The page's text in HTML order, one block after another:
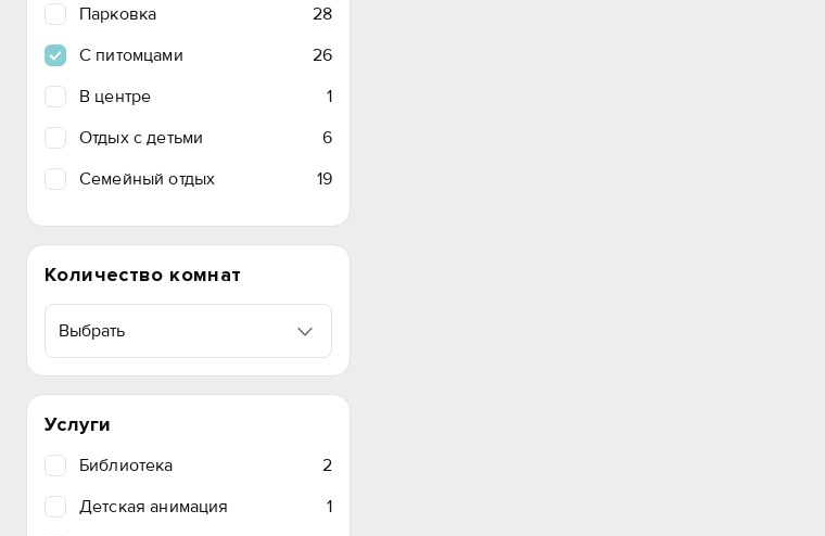
Парковка
28
C питомцами
26
В центре
1
Отдых с детьми
6
Семейный отдых
19
Количество комнат
Выбрать
Услуги
Библиотека
2
Детская анимация
1